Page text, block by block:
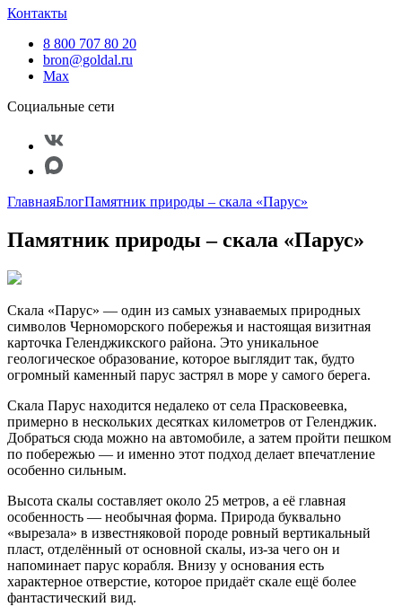
Контакты
8 800 707 80 20
bron@goldal.ru
Max
Социальные сети
ГлавнаяБлогПамятник природы – скала «Парус»
Памятник природы – скала «Парус»
Скала «Парус» — один из самых узнаваемых природных
символов Черноморского побережья и настоящая визитная
карточка Геленджикского района. Это уникальное
геологическое образование, которое выглядит так, будто
огромный каменный парус застрял в море у самого берега.
Скала Парус находится недалеко от села Прасковеевка,
примерно в нескольких десятках километров от Геленджик.
Добраться сюда можно на автомобиле, а затем пройти пешком
по побережью — и именно этот подход делает впечатление
особенно сильным.
Высота скалы составляет около 25 метров, а её главная
особенность — необычная форма. Природа буквально
«вырезала» в известняковой породе ровный вертикальный
пласт, отделённый от основной скалы, из-за чего он и
напоминает парус корабля. Внизу у основания есть
характерное отверстие, которое придаёт скале ещё более
фантастический вид.